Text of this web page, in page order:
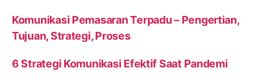
Komunikasi Pemasaran Terpadu – Pengertian,
Tujuan, Strategi, Proses
6 Strategi Komunikasi Efektif Saat Pandemi